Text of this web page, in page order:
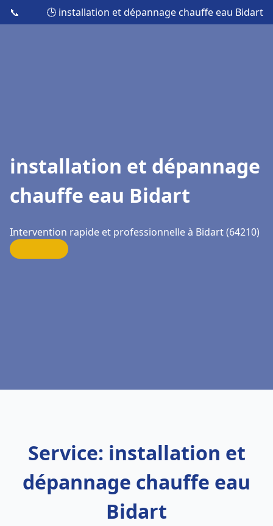
📞 🕒 installation et dépannage chauffe eau Bidart
installation et dépannage
chauffe eau Bidart
Intervention rapide et professionnelle à Bidart (64210)
Service: installation et
dépannage chauffe eau
Bidart